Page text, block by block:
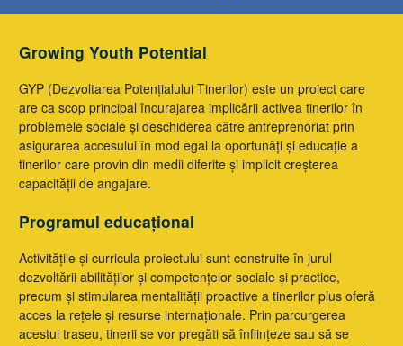
Growing Youth Potential
GYP (Dezvoltarea Potențialului Tinerilor) este un proiect care
are ca scop principal încurajarea implicării activea tinerilor în
problemele sociale și deschiderea către antreprenoriat prin
asigurarea accesului în mod egal la oportunăți și educație a
tinerilor care provin din medii diferite și implicit creșterea
capacității de angajare.
Programul educațional
Activitățile și curricula proiectului sunt construite în jurul
dezvoltării abilităților și competențelor sociale și practice,
precum și stimularea mentalității proactive a tinerilor plus oferă
acces la rețele și resurse internaționale. Prin parcurgerea
acestui traseu, tinerii se vor pregăti să înființeze sau să se